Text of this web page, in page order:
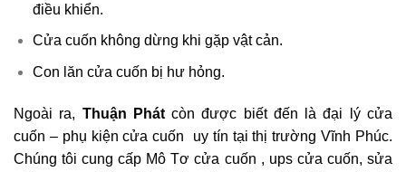
điều khiển.
Cửa cuốn không dừng khi gặp vật cản.
Con lăn cửa cuốn bị hư hỏng.
Ngoài ra, Thuận Phátcòn được biết đến là đại lý cửa
cuốn – phụ kiện cửa cuốn uy tín tại thị trường Vĩnh Phúc.
Chúng tôi cung cấp Mô Tơ cửa cuốn , ups cửa cuốn, sửa